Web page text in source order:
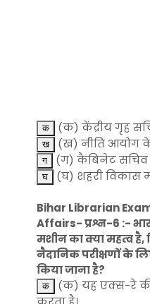
(क) केंद्रीय गृह
(ख) नीति आयोग
(ग) कैबिनेट सचिव
(घ) शहरी विकास
Bihar Librarian
Affairs- प्रश्न-6 :-
मशीन का क्या महत्व
नैदानिक ​​परीक्षणों के
किया जाना है?
(क) यह एक्स-रे